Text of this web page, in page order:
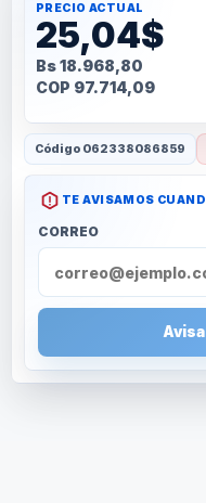
PRECIO ACTUAL
25,04$
Bs 18.968,80
COP 97.714,09
Código 062338086859
TE AVISAMOS
CORREO